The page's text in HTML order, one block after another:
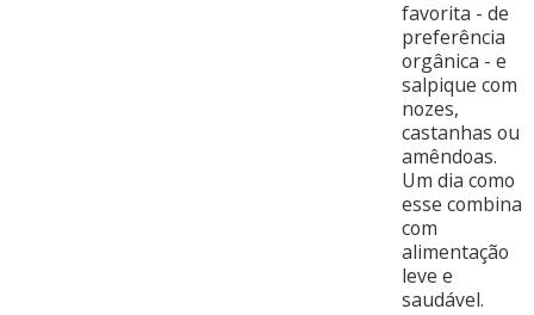
favorita - de
preferência
orgânica - e
salpique com
nozes,
castanhas ou
amêndoas.
Um dia como
esse combina
com
alimentação
leve e
saudável.